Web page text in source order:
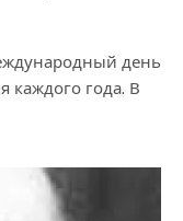
день
каждого года. В